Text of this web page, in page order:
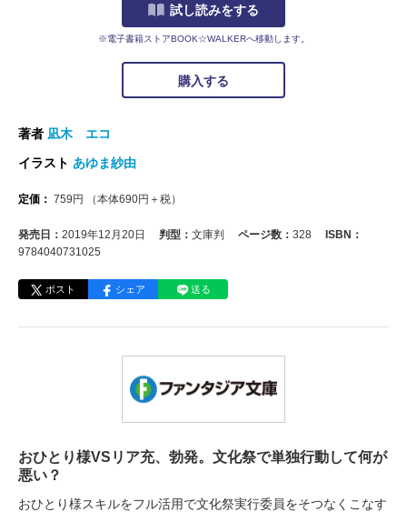
試し読みをする
※電子書籍ストアBOOK☆WALKERへ移動します。
購入する
著者 凪木 エコ
イラスト あゆま紗由
定価： 759 円 （本体690円＋税）
発売日： 2019年12月20日 判型： 文庫判 ページ数： 328
ISBN：
9784040731025
ポスト シェア 送る
おひとり様VSリア充、勃発。文化祭で単独行動して何が
悪い？
おひとり様スキルをフル活用で文化祭実行委員をそつなくこなす